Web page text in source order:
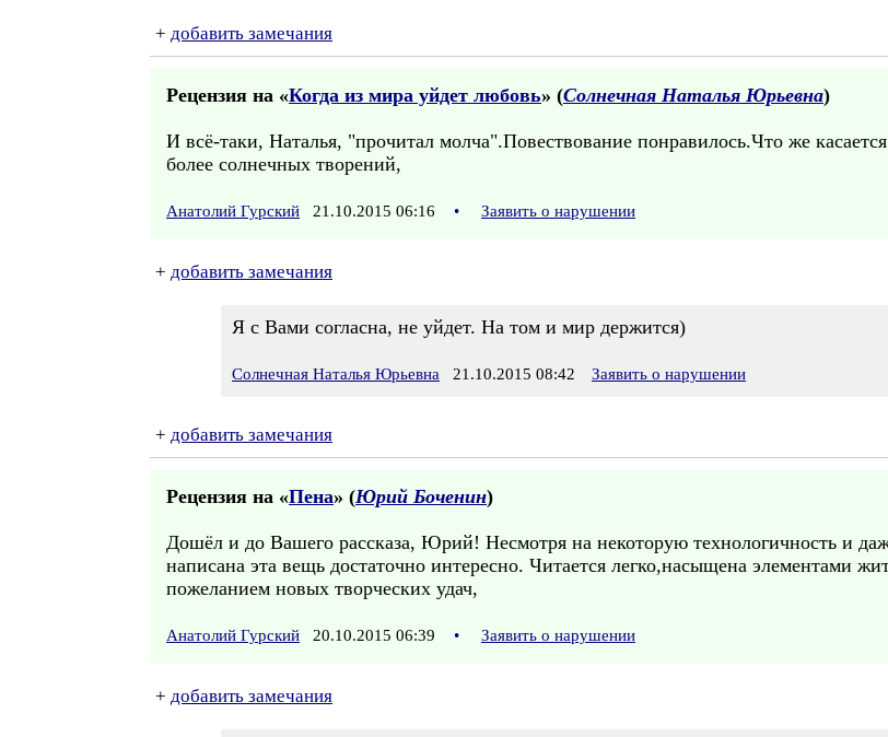
+ добавить замечания
Рецензия на «Когда из мира уйдет любовь» (Солнечная Наталья Юрьевна)
И всё-таки, Наталья, "прочитал молча".Повествование понравилось.Что же
более солнечных творений,
Анатолий Гурский 21.10.2015 06:16 • Заявить о нарушении
+ добавить замечания
Я с Вами согласна, не уйдет. На том и мир держится)
Солнечная Наталья Юрьевна 21.10.2015 08:42 Заявить о нарушении
+ добавить замечания
Рецензия на «Пена» (Юрий Боченин)
Дошёл и до Вашего рассказа, Юрий! Несмотря на некоторую технологичность и
написана эта вещь достаточно интересно. Читается легко,насыщена элементами
пожеланием новых творческих удач,
Анатолий Гурский 20.10.2015 06:39 • Заявить о нарушении
+ добавить замечания